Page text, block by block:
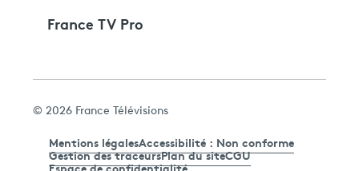
France TV Pro
© 2026 France Télévisions
Mentions légalesAccessibilité : Non conforme
Gestion des traceursPlan du siteCGU